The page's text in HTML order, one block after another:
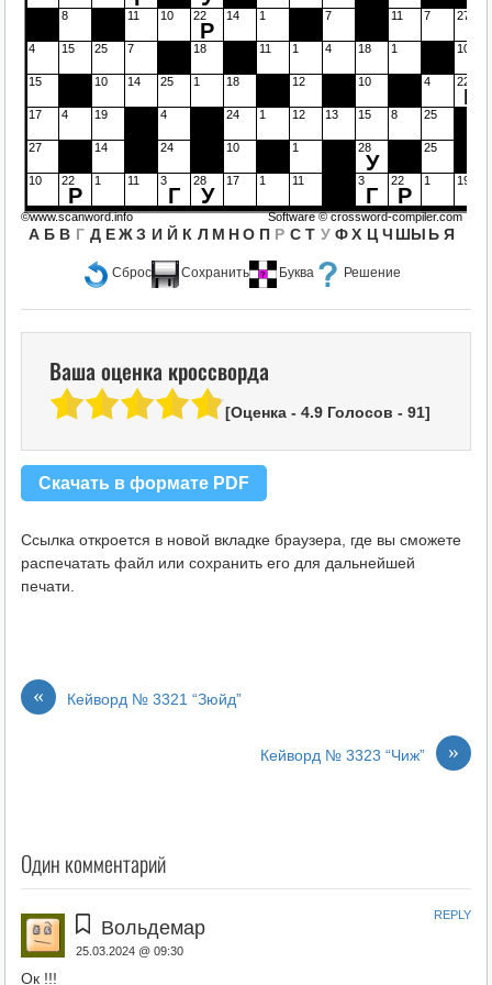
Сброс Сохранить Буква Решение
8 11 10 22
Р
14 1 7 11 7 27
4 15 25 7 18 11 1 4 18 1 10
15 10 14 25 1 18 12 10 4 22
Р
17 4 19 4 24 1 12 13 15 8 25
27 14 24 10 1 28
У
25
10 22
Р
1 11 3
Г
28
У
17 1 11 3
Г
22
Р
1 19
А Б В Г Д Е Ж З И Й К Л М Н О П Р С Т У Ф Х Ц Ч ШЫ Ь Я
©www.scanword.info Software ©crossword-compiler.com
Ваша оценка кроссворда
[Оценка - 4.9Голосов - 91]
Скачать в формате PDF
Ссылка откроется в новой вкладке браузера, где вы сможете
распечатать файл или сохранить его для дальнейшей
печати.
« Кейворд № 3321 “Зюйд”
»
Кейворд № 3323 “Чиж”
Один комментарий
Вольдемар
25.03.2024 @ 09:30
Ок !!!
REPLY